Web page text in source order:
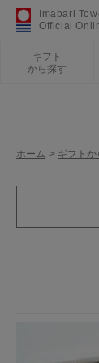
Imabari
Official
ギフト
から探す
カテゴリから
ホーム > ギフトか